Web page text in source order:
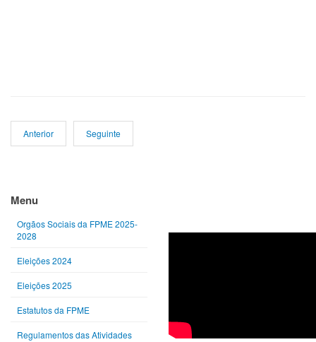
Anterior Seguinte
Menu
Orgãos Sociais da FPME 2025-
2028
Eleições 2024
Eleições 2025
Estatutos da FPME
Regulamentos das Atividades